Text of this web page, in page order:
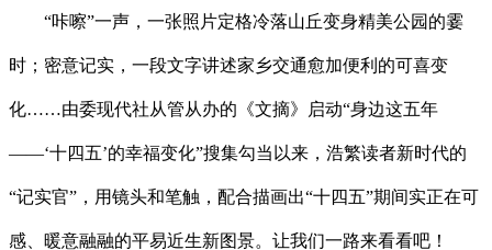
“咔嚓”一声，一张照片定格冷落山丘变身精美公园的霎
时；密意记实，一段文字讲述家乡交通愈加便利的可喜变
化……由委现代社从管从办的《文摘》启动“身边这五年
——‘十四五’的幸福变化”搜集勾当以来，浩繁读者新时代的
“记实官”，用镜头和笔触，配合描画出“十四五”期间实正在可
感、暖意融融的平易近生新图景。让我们一路来看看吧！